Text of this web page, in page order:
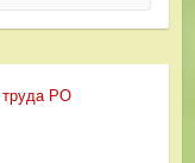
труда РО